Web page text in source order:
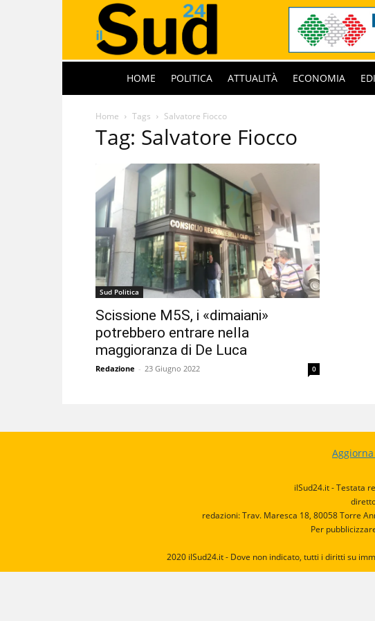
HOME POLITICA ATTUALITÀ ECONOMIA
Home Tags Salvatore Fiocco
Tag: Salvatore Fiocco
Sud Politica
Scissione M5S, i «dimaiani»
potrebbero entrare nella
maggioranza di De Luca
Redazione - 23 Giugno 2022 0
ilSud24.it - Testata
redazioni: Trav. Maresca 18, 80058 Torre
Per
2020 ilSud24.it - Dove non indicato, tutti i diritti su